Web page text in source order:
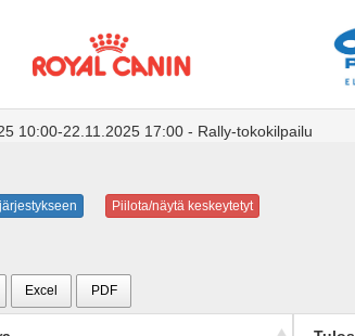
10:00-22.11.2025 17:00 - Rally-tokokilpailu
Piilota/näytä keskeytetyt
Excel PDF